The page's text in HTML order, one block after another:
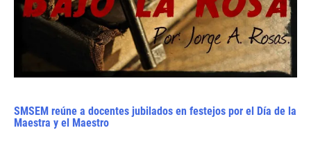
SMSEM reúne a docentes jubilados en festejos por el Día de la
Maestra y el Maestro